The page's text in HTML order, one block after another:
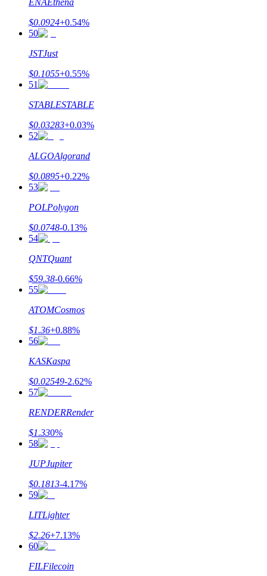
$0.0924+0.54%
50
JSTJust
$0.1055+0.55%
51
STABLESTABLE
$0.03283+0.03%
52
ALGOAlgorand
$0.0895+0.22%
53
POLPolygon
$0.0748-0.13%
54
QNTQuant
$59.38-0.66%
55
ATOMCosmos
$1.36+0.88%
56
KASKaspa
$0.02549-2.62%
57
RENDERRender
$1.330%
58
JUPJupiter
$0.1813-4.17%
59
LITLighter
$2.26+7.13%
60
FILFilecoin